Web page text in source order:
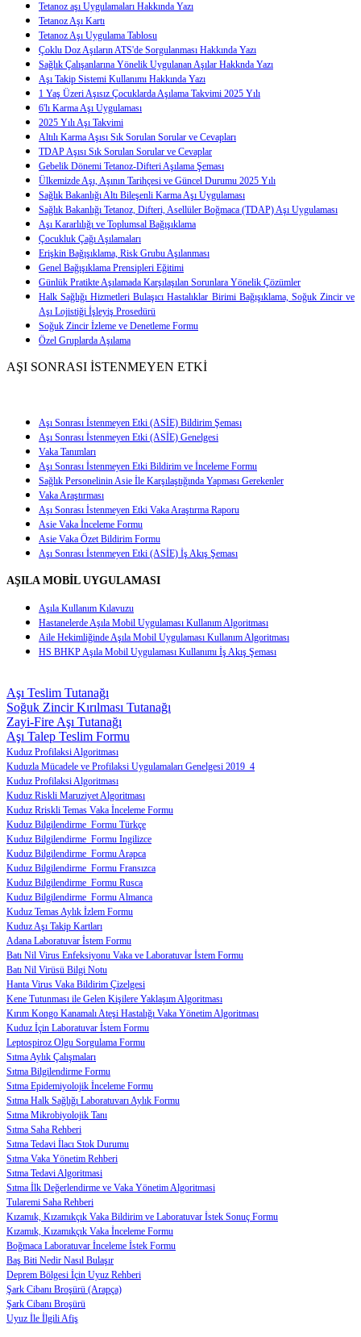
Tetanoz aşı Uygulamaları Hakkında Yazı
Tetanoz Aşı Kartı
Tetanoz Aşı Uygulama Tablosu
Çoklu Doz Aşıların ATS'de Sorgulanması Hakkında Yazı
Sağlık Çalışanlarına Yönelik Uygulanan Aşılar Hakknda Yazı
Aşı Takip Sistemi Kullanımı Hakkında Yazı
1 Yaş Üzeri Aşısız Çocuklarda Aşılama Takvimi 2025 Yılı
6'lı Karma Aşı Uygulaması
2025 Yılı Aşı Takvimi
Altılı Karma Aşısı Sık Sorulan Sorular ve Cevapları
TDAP Aşısı Sık Sorulan Sorular ve Cevaplar
Gebelik Dönemi Tetanoz-Difteri Aşılama Şeması
Ülkemizde Aşı, Aşının Tarihçesi ve Güncel Durumu 2025 Yılı
Sağlık Bakanlığı Altı Bileşenli Karma Aşı Uygulaması
Sağlık Bakanlığı Tetanoz, Difteri, Asellüler Boğmaca (TDAP) Aşı Uygulaması
Aşı Kararlılığı ve Toplumsal Bağışıklama
Çocukluk Çağı Aşılamaları
Erişkin Bağışıklama, Risk Grubu Aşılanması
Genel Bağışıklama Prensipleri Eğitimi
Günlük Pratikte Aşılamada Karşılaşılan Sorunlara Yönelik Çözümler
Halk Sağlığı Hizmetleri Bulaşıcı Hastalıklar Birimi Bağışıklama, Soğuk Zincir ve
Aşı Lojistiği İşleyiş Prosedürü
Soğuk Zincir İzleme ve Denetleme Formu
Özel Gruplarda Aşılama
AŞI SONRASI İSTENMEYEN ETKİ
Aşı Sonrası İstenmeyen Etki (ASİE) Bildirim Şeması
Aşı Sonrası İstenmeyen Etki (ASİE) Genelgesi
Vaka Tanımları
Aşı Sonrası İstenmeyen Etki Bildirim ve İnceleme Formu
Sağlık Personelinin Asie İle Karşılaştığında Yapması Gerekenler
Vaka Araştırması
Aşı Sonrası İstenmeyen Etki Vaka Araştırma Raporu
Asie Vaka İnceleme Formu
Asie Vaka Özet Bildirim Formu
Aşı Sonrası İstenmeyen Etki (ASİE) İş Akış Şeması
AŞILA MOBİL UYGULAMASI
Aşıla Kullanım Kılavuzu
Hastanelerde Aşıla Mobil Uygulaması Kullanım Algoritması
Aile Hekimliğinde Aşıla Mobil Uygulaması Kullanım Algoritması
HS BHKP Aşıla Mobil Uygulaması Kullanımı İş Akış Şeması
Aşı Teslim Tutanağı
Soğuk Zincir Kırılması Tutanağı
Zayi-Fire Aşı Tutanağı
Aşı Talep Teslim Formu
Kuduz Profilaksi Algoritması
Kuduzla Mücadele ve Profilaksi Uygulamaları Genelgesi 2019_4
Kuduz Profilaksi Algoritması
Kuduz Riskli Maruziyet Algoritması
Kuduz Rriskli Temas Vaka İnceleme Formu
Kuduz Bilgilendirme Formu Türkçe
Kuduz Bilgilendirme Formu Ingilizce
Kuduz Bilgilendirme Formu Arapca
Kuduz Bilgilendirme Formu Fransızca
Kuduz Bilgilendirme Formu Rusca
Kuduz Bilgilendirme Formu Almanca
Kuduz Temas Aylık İzlem Formu
Kuduz Aşı Takip Kartları
Adana Laboratuvar İstem Formu
Batı Nil Virus Enfeksiyonu Vaka ve Laboratuvar İstem Formu
Batı Nil Virüsü Bilgi Notu
Hanta Virus Vaka Bildirim Çizelgesi
Kene Tutunması ile Gelen Kişilere Yaklaşım Algoritması
Kırım Kongo Kanamalı Ateşi Hastalığı Vaka Yönetim Algoritması
Kuduz İçin Laboratuvar İstem Formu
Leptospiroz Olgu Sorgulama Formu
Sıtma Aylık Çalışmaları
Sıtma Bilgilendirme Formu
Sıtma Epidemiyolojik İnceleme Formu
Sıtma Halk Sağlığı Laboratuvarı Aylık Formu
Sıtma Mikrobiyolojik Tanı
Sıtma Saha Rehberi
Sıtma Tedavi İlacı Stok Durumu
Sıtma Vaka Yönetim Rehberi
Sıtma Tedavi Algoritmasi
Sıtma İlk Değerlendirme ve Vaka Yönetim Algoritmasi
Tularemi Saha Rehberi
Kızamık, Kızamıkçık Vaka Bildirim ve Laboratuvar İstek Sonuç Formu
Kızamık, Kızamıkçık Vaka İnceleme Formu
Boğmaca Laboratuvar İnceleme İstek Formu
Baş Biti Nedir Nasıl Bulaşır
Deprem Bölgesi İçin Uyuz Rehberi
Şark Cibanı Broşürü (Arapça)
Şark Cibanı Broşürü
Uyuz İle İlgili Afiş